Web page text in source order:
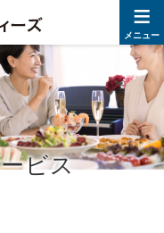
≡
メニュー
株
ビス